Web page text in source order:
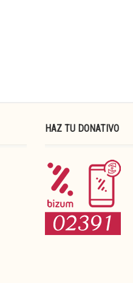
HAZ TU DONATIVO